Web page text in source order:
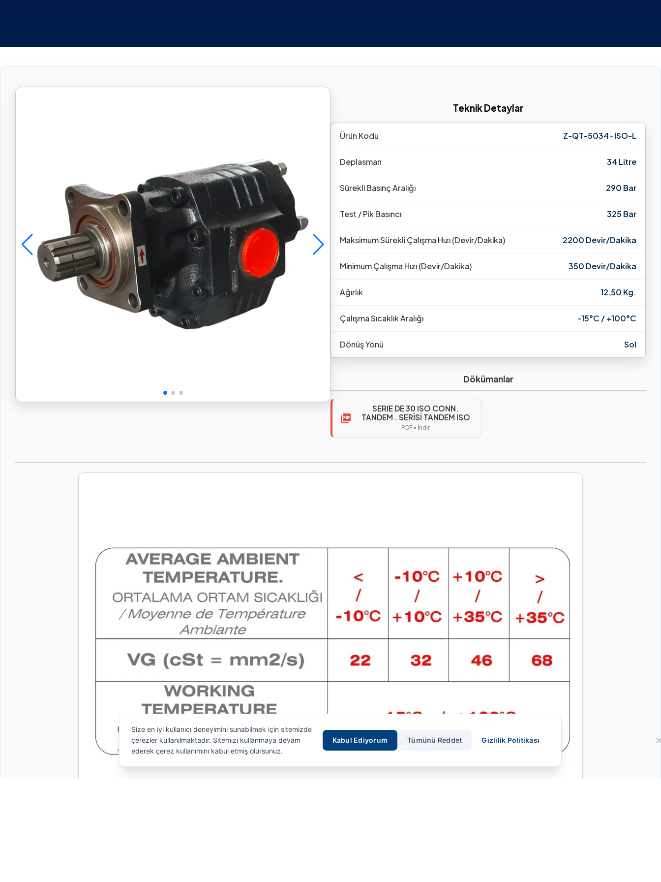
Teknik Detaylar
Ürün Kodu Z-QT-5034-ISO-L
Deplasman 34 Litre
Sürekli Basınç Aralığı 290 Bar
Test / Pik Basıncı 325 Bar
Maksimum Sürekli Çalışma Hızı (Devir/Dakika) 2200 Devir/Dakika
Minimum Çalışma Hızı (Devir/Dakika) 350 Devir/Dakika
Ağırlık 12,50 Kg.
Çalışma Sıcaklık Aralığı -15°C / +100°C
Dönüş Yönü Sol
Dökümanlar
SERIE DE 30 ISO CONN.
TANDEM . SERİSİ TANDEM ISO
PDF • İndir
Size en iyi kullanıcı deneyimini sunabilmek için sitemizde
çerezler kullanılmaktadır. Sitemizi kullanmaya devam
ederek çerez kullanımını kabul etmiş olursunuz.
Kabul Ediyorum Tümünü Reddet Gizlilik Politikası